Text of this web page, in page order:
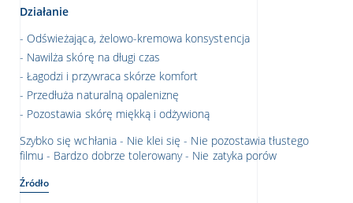
Działanie
Odświeżająca, żelowo-kremowa konsystencja
Nawilża skórę na długi czas
Łagodzi i przywraca skórze komfort
Przedłuża naturalną opaleniznę
Pozostawia skórę miękką i odżywioną
Szybko się wchłania - Nie klei się - Nie pozostawia tłustego
filmu - Bardzo dobrze tolerowany - Nie zatyka porów
Źródło